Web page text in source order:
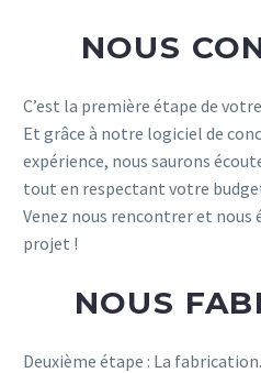
NOUS
C’est la première étape de
Et grâce à notre logiciel de
expérience, nous saurons
tout en respectant votre
Venez nous rencontrer et
projet !
NOUS
Deuxième étape : La fabrication.